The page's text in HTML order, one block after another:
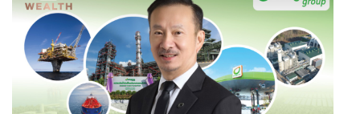
ในฐานะผู้จัดงานภายใต้แนวคิด BRAVE NEW WORLD
นครินทร์ได้ฝากข้อคิดไปถึง 2 ภาคส่วนสำคัญที่จะขับเคลื่อน
ทุกอย่างให้เกิดขึ้น คือ ผู้มีอำนาจและประชาชน ต้องมีความ